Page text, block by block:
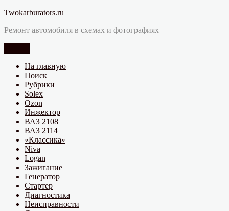
Перейти
содержимому
Twokarburators.ru
Ремонт автомобиля в схемах и фотографиях
На главную
Поиск
Рубрики
Solex
Ozon
Инжектор
ВАЗ 2108
ВАЗ 2114
«Классика»
Niva
Logan
Зажигание
Генератор
Стартер
Диагностика
Неисправности